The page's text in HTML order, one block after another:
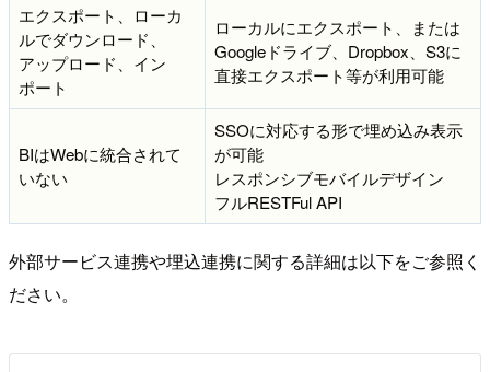
エクスポート、ローカ
ルでダウンロード、
アップロード、イン
ポート
ローカルにエクスポート、または
Googleドライブ、Dropbox、S3に
直接エクスポート等が利用可能
BIはWebに統合されて
いない
SSOに対応する形で埋め込み表示
が可能
レスポンシブモバイルデザイン
フルRESTFul API
外部サービス連携や埋込連携に関する詳細は以下をご参照く
ださい。